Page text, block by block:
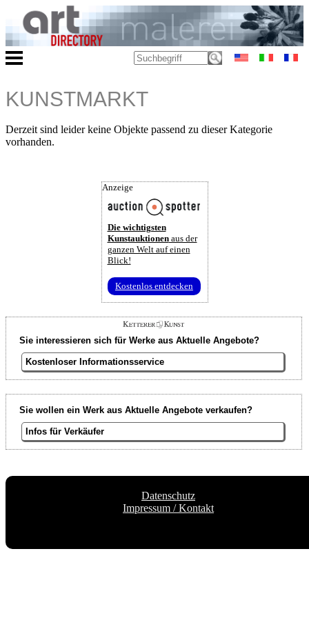
KUNSTMARKT
Derzeit sind leider keine Objekte passend zu dieser Kategorie
vorhanden.
Anzeige
Die wichtigsten
Kunstauktionenaus der
ganzen Welt auf einen
Blick!
Kostenlos entdecken
Sie interessieren sich für Werke aus Aktuelle Angebote?
Kostenloser Informationsservice
Sie wollen ein Werk aus Aktuelle Angebote verkaufen?
Infos für Verkäufer
Datenschutz
Impressum / Kontakt